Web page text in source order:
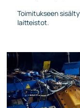
Toimitukseen
laitteistot.